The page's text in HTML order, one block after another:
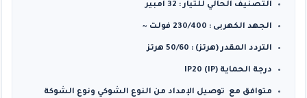
التصنيف الحالي للتيار : 32 امبير
الجهد الكهربى : 230/400 فولت ~
التردد المقدر (هرتز) : 50/60 هرتز
درجة الحماية (IP) IP20
متوافق مع توصيل الإمداد من النوع الشوكي ونوع الشوكة